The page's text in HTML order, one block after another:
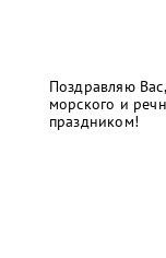
Поздравляю
морского и
праздником!